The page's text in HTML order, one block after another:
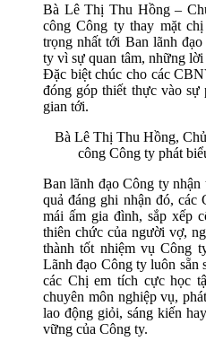
Bà Lê Thị Thu Hồng –
công Công ty thay mặt
trọng nhất tới Ban lãnh
ty vì sự quan tâm, những
Đặc biệt chúc cho các
đóng góp thiết thực vào sự
gian tới.
Bà Lê Thị Thu Hồng,
công Công ty phát
Ban lãnh đạo Công ty
quả đáng ghi nhận đó,
mái ấm gia đình, sắp xếp
thiên chức của người vợ,
thành tốt nhiệm vụ Công
Lãnh đạo Công ty luôn sẵn
các Chị em tích cực học
chuyên môn nghiệp vụ,
lao động giỏi, sáng kiến
vững của Công ty.